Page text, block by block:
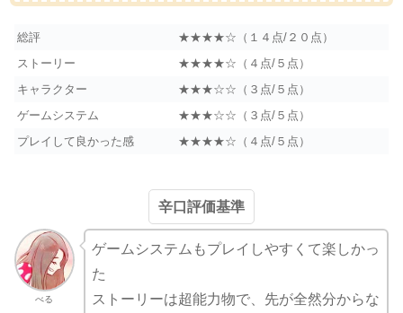
総評
★★★★☆（１４点/２０点）
ストーリー
★★★★☆（４点/５点）
キャラクター
★★★☆☆（３点/５点）
ゲームシステム
★★★☆☆（３点/５点）
プレイして良かった感
★★★★☆（４点/５点）
辛口評価基準
べる
ゲームシステムもプレイしやすくて楽しかっ
た
ストーリーは超能力物で、先が全然分からな